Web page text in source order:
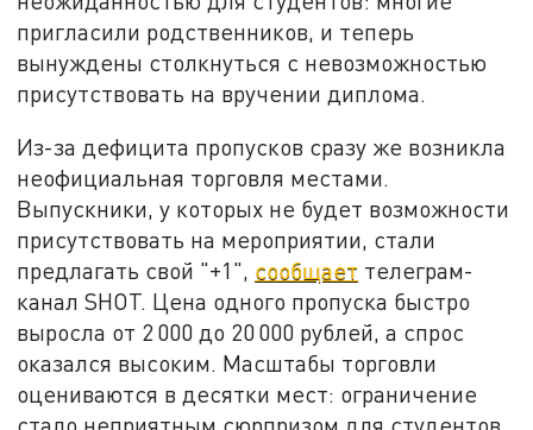
пригласили родственников, и теперь
вынуждены столкнуться с невозможностью
присутствовать на вручении диплома.
Из-за дефицита пропусков сразу же возникла
неофициальная торговля местами.
Выпускники, у которых не будет возможности
присутствовать на мероприятии, стали
предлагать свой "+1", сообщает телеграм-
канал SHOT. Цена одного пропуска быстро
выросла от 2 000 до 20 000 рублей, а спрос
оказался высоким. Масштабы торговли
оцениваются в десятки мест: ограничение